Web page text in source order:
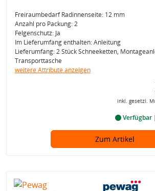
Freiraumbedarf Radinnenseite: 12 mm
Anzahl pro Packung: 2
Felgenschutz: Ja
Im Lieferumfang enthalten: Anleitung
Lieferumfang: 2 Stück Schneeketten,
Transporttasche
weitere Attribute anzeigen
inkl. gesetzl.
Verfügbar
Zum Artikel